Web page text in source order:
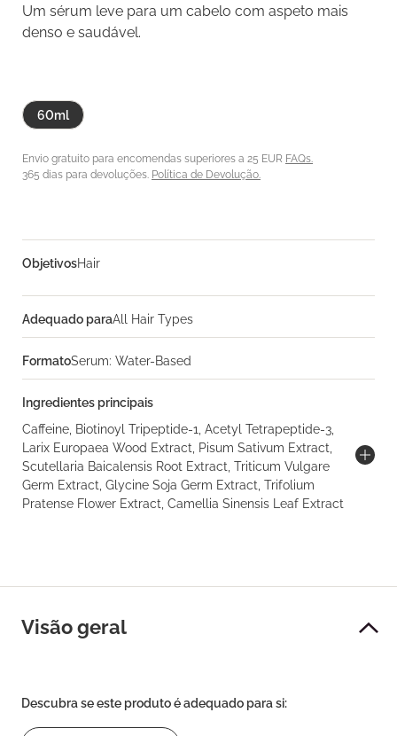
Um sérum leve para um cabelo com aspeto mais
denso e saudável.
60ml
Envio gratuito para encomendas superiores a 25 EUR FAQs.
365 dias para devoluções. Política de Devolução.
ObjetivosHair
Adequado paraAll Hair Types
FormatoSerum: Water-Based
Ingredientes principais
Caffeine, Biotinoyl Tripeptide-1, Acetyl Tetrapeptide-3,
Larix Europaea Wood Extract, Pisum Sativum Extract,
Scutellaria Baicalensis Root Extract, Triticum Vulgare
Germ Extract, Glycine Soja Germ Extract, Trifolium
Pratense Flower Extract, Camellia Sinensis Leaf Extract
Visão geral
Descubra se este produto é adequado para si: